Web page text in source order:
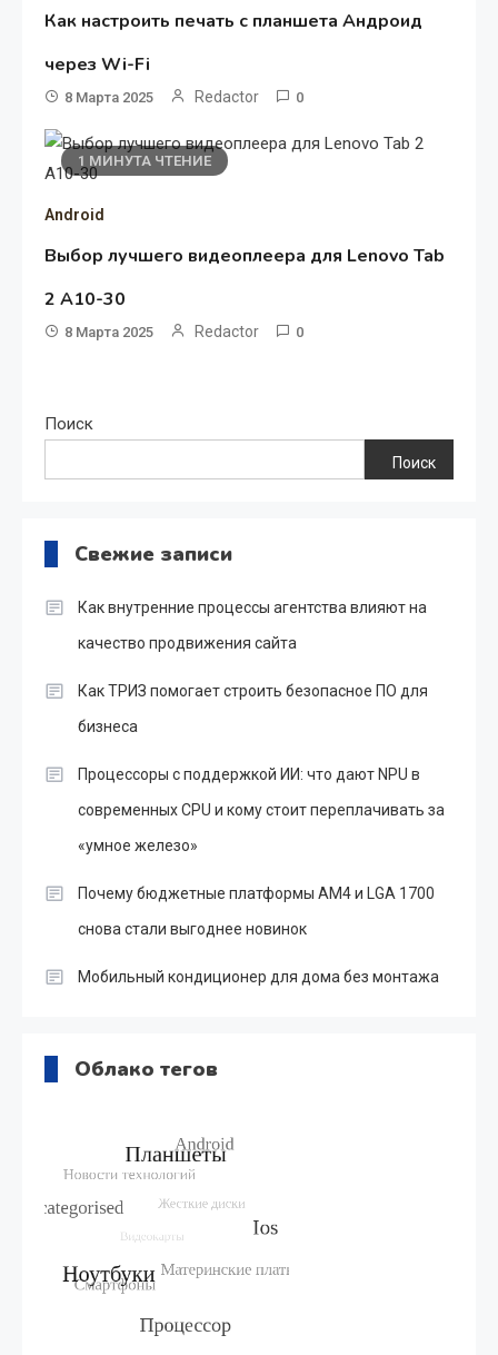
Как настроить печать с планшета Андроид
через Wi-Fi
8 Марта 2025 Redactor 0
1 МИНУТА ЧТЕНИЕ
Android
Выбор лучшего видеоплеера для Lenovo Tab
2 A10-30
8 Марта 2025 Redactor 0
Поиск
Поиск
Свежие записи
Как внутренние процессы агентства влияют на
качество продвижения сайта
Как ТРИЗ помогает строить безопасное ПО для
бизнеса
Процессоры с поддержкой ИИ: что дают NPU в
современных CPU и кому стоит переплачивать за
«умное железо»
Почему бюджетные платформы AM4 и LGA 1700
снова стали выгоднее новинок
Мобильный кондиционер для дома без монтажа
Облако тегов